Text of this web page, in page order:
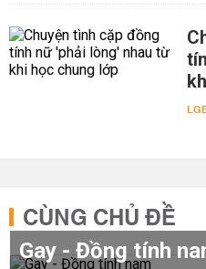
CÙNG CHỦ ĐỀ
Gay - Đồng tính